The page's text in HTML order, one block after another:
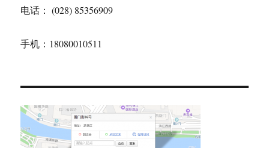
电话： (028) 85356909
手机：18080010511